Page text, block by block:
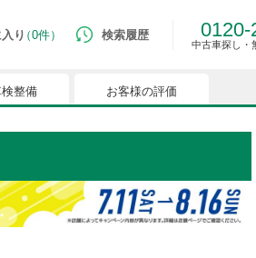
り 0件
マはございません。
も簡単に比較ができるようになります
にしてください。
検索履歴 0120-
中古車探し・
整備 お客様の評価